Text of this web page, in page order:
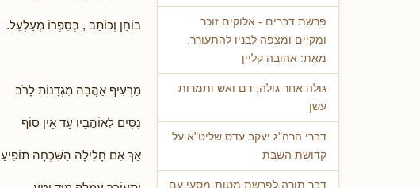
פרשת דברים - אלוקים זוכר
ומקיים ומצפה לבניו להתעורר.
מאת: אהובה קליין
גולה אחר גולה, דם ואש ותמרות
עשן
דברי הרה"ג יעקב עדס שליט"א על
קדושת השבת
דבר תורה לפרשת מטות-מסעי עם
בּוֹחֵן וְכוֹתֵב , בְּסִפְרוֹ מְעַלְעֵל.
מַרְעִיף אַהֲבָה מִגְדָּנוֹת לָרֹב
נִסִּים לְאוֹהֲבָיו עַד אֵין סוֹף
אַךְ אִם חָלִילָה הַשִּׁכְחָה תּוֹפִיעַ